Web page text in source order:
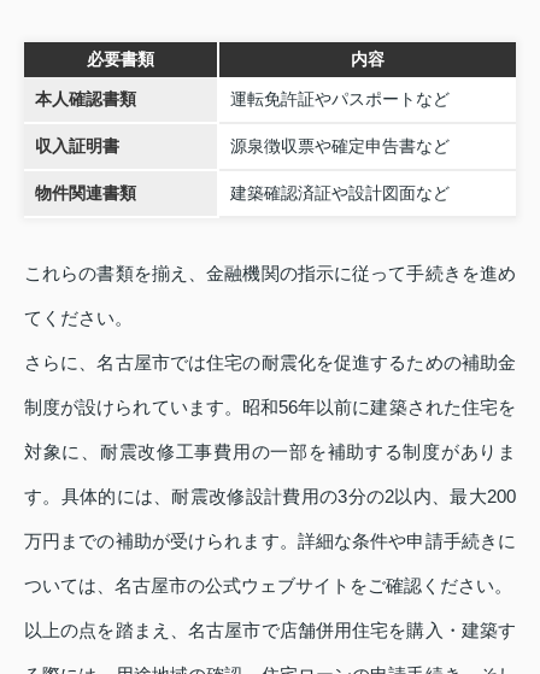
必要書類 内容
本人確認書類 運転免許証やパスポートなど
収入証明書 源泉徴収票や確定申告書など
物件関連書類 建築確認済証や設計図面など
これらの書類を揃え、金融機関の指示に従って手続きを進め
てください。
さらに、名古屋市では住宅の耐震化を促進するための補助金
制度が設けられています。昭和56年以前に建築された住宅を
対象に、耐震改修工事費用の一部を補助する制度がありま
す。具体的には、耐震改修設計費用の3分の2以内、最大200
万円までの補助が受けられます。詳細な条件や申請手続きに
ついては、名古屋市の公式ウェブサイトをご確認ください。
以上の点を踏まえ、名古屋市で店舗併用住宅を購入・建築す